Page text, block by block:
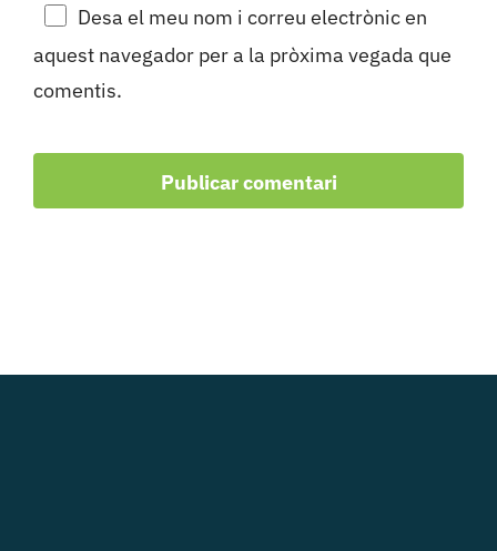
Desa el meu nom i correu electrònic en
aquest navegador per a la pròxima vegada que
comentis.